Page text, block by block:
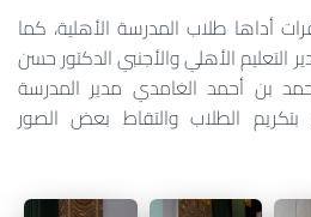
أداها طلاب المدرسة الأهلية، كما
الأهلي والأجنبي الدكتور حسن
بن أحمد الغامدي مدير المدرسة
بتكريم الطلاب والتقاط بعض الصور